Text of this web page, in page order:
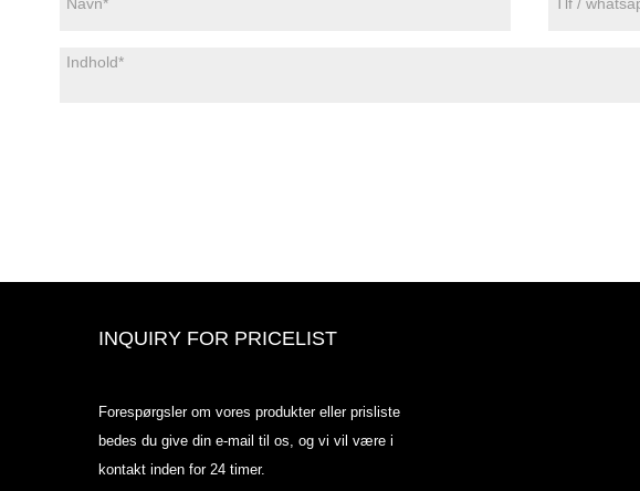
INQUIRY FOR PRICELIST
Forespørgsler om vores produkter eller prisliste
bedes du give din e-mail til os, og vi vil være i
kontakt inden for 24 timer.